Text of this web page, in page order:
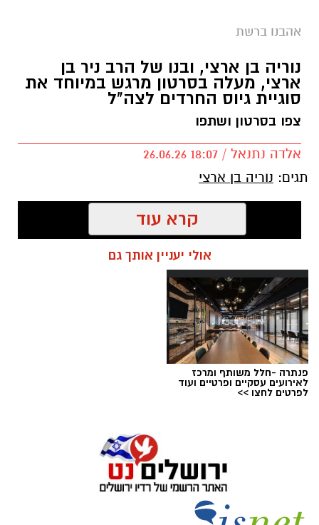
אהבנו ברשת
נוריה בן ארצי, ובנו של הרב ניר בן
ארצי, מעלה בסרטון מרגש במיוחד את
סוגיית גיוס החרדים לצה"ל
צפו בסרטון ושתפו
אלדה נתנאל / 18:07 26.06.26
תגים: נוריה בן ארצי
קרא עוד
אולי יעניין אותך גם
פנתרה -חלל משותף ומרכז
לאירועים עסקיים ופרטיים ועוד
לפרטים לחצו >>